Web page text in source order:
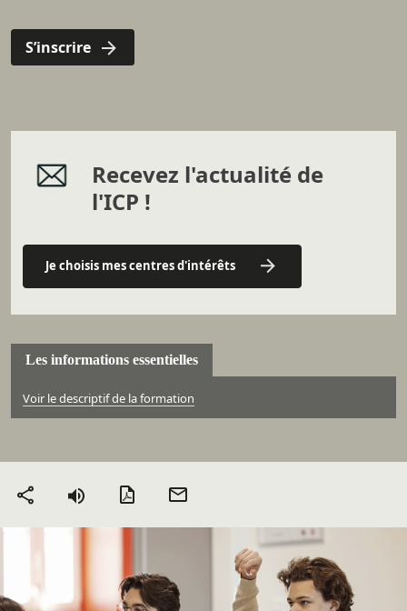
S’inscrire
Recevez l'actualité de
l'ICP !
Je choisis mes centres d'intérêts
Les informations essentielles
Voir le descriptif de la formation
Partager Version PDF